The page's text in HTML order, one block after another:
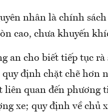
nhân là chính
cao, chưa khuyến
an cho biết tiếp tục rà
quy định chặt chẽ hơn
liên quan đến
xe; quy định về chủ